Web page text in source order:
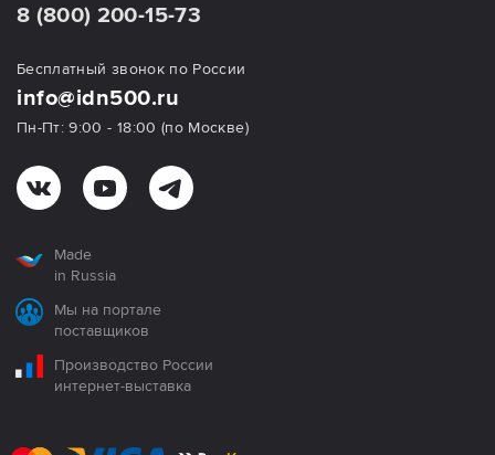
8 (800) 200-15-73
Бесплатный звонок по России
info@idn500.ru
Пн-Пт: 9:00 - 18:00 (по Москве)
Made
in Russia
Мы на портале
поставщиков
Производство России
интернет-выставка